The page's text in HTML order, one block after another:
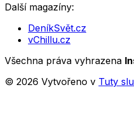
Další magazíny:
DeníkSvět.cz
vChillu.cz
Všechna práva vyhrazena
© 2026 Vytvořeno v Tuty